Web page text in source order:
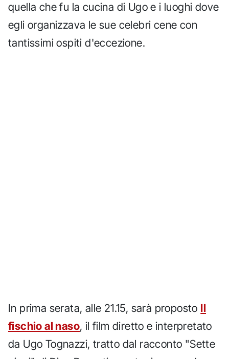
quella che fu la cucina di Ugo e i luoghi dove
egli organizzava le sue celebri cene con
tantissimi ospiti d'eccezione.
In prima serata, alle 21.15, sarà proposto Il
fischio al naso, il film diretto e interpretato
da Ugo Tognazzi, tratto dal racconto "Sette